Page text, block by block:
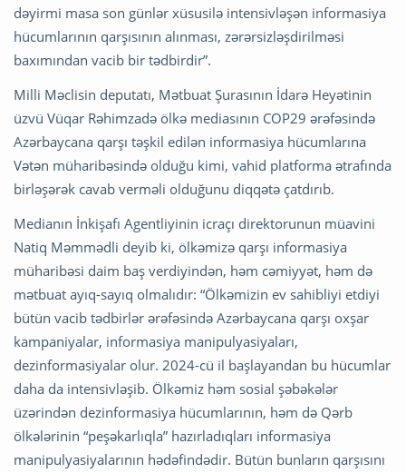
dəyirmi masa son günlər xüsusilə intensivləşən informasiya
hücumlarının qarşısının alınması, zərərsizləşdirilməsi
baxımından vacib bir tədbirdir”.
Milli Məclisin deputatı, Mətbuat Şurasının İdarə Heyətinin
üzvü Vüqar Rəhimzadə ölkə mediasının COP29 ərəfəsində
Azərbaycana qarşı təşkil edilən informasiya hücumlarına
Vətən müharibəsində olduğu kimi, vahid platforma ətrafında
birləşərək cavab verməli olduğunu diqqətə çatdırıb.
Medianın İnkişafı Agentliyinin icraçı direktorunun müavini
Natiq Məmmədli deyib ki, ölkəmizə qarşı informasiya
müharibəsi daim baş verdiyindən, həm cəmiyyət, həm də
mətbuat ayıq-sayıq olmalıdır: “Ölkəmizin ev sahibliyi etdiyi
bütün vacib tədbirlər ərəfəsində Azərbaycana qarşı oxşar
kampaniyalar, informasiya manipulyasiyaları,
dezinformasiyalar olur. 2024-cü il başlayandan bu hücumlar
daha da intensivləşib. Ölkəmiz həm sosial şəbəkələr
üzərindən dezinformasiya hücumlarının, həm də Qərb
ölkələrinin “peşəkarlıqla” hazırladıqları informasiya
manipulyasiyalarının hədəfindədir. Bütün bunların qarşısını